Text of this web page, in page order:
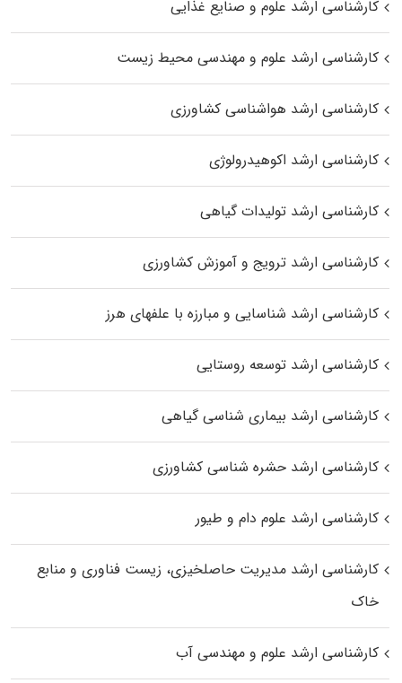
کارشناسی ارشد علوم و صنایع غذایی
کارشناسی ارشد علوم و مهندسی محیط زیست
کارشناسی ارشد هواشناسی کشاورزی
کارشناسی ارشد اکوهیدرولوژی
کارشناسی ارشد تولیدات گیاهی
کارشناسی ارشد ترویج و آموزش کشاورزی
کارشناسی ارشد شناسایی و مبارزه با علفهای هرز
کارشناسی ارشد توسعه روستایی
کارشناسی ارشد بیماری‌ شناسی گیاهی
کارشناسی ارشد حشره‌ شناسی کشاورزی
کارشناسی ارشد علوم دام و طیور
کارشناسی ارشد مدیریت حاصلخیزی، زیست فناوری و منابع
خاک
کارشناسی ارشد علوم و مهندسی آب